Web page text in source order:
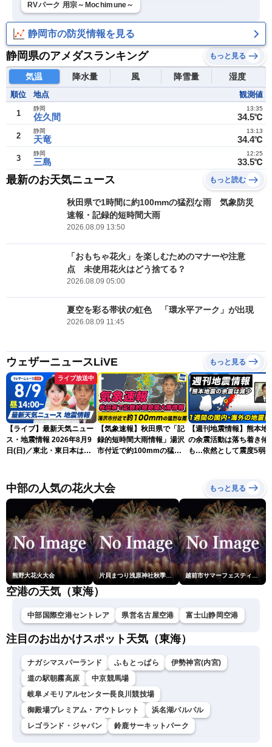
RVパーク 用宗～Mochimune～
静岡市の防災情報を見る
静岡県のアメダスランキング もっと見る
気温 降水量 風 降雪量 湿度
順位 地点 観測値
1 佐久間
静岡
34.5℃
13:35
2 天竜
静岡
34.4℃
13:13
3 三島
静岡
33.5℃
12:25
最新のお天気ニュース もっと読む
秋田県で1時間に約100mmの猛烈な雨 気象防災
速報・記録的短時間大雨
2026.08.09 13:50
「おもちゃ花火」を楽しむためのマナーや注意
点 未使用花火はどう捨てる？
2026.08.09 05:00
夏空を彩る帯状の虹色 「環水平アーク」が出現
2026.08.09 11:45
ウェザーニュースLiVE もっと見る
ライブ放送中
【ライブ】最新天気ニュー
ス・地震情報 2026年8月9
日(日)／東北・東日本は急
小川千奈／芳野達郎〉
【気象速報】秋田県で「記
録的短時間大雨情報」湯沢
市付近で約100mmの猛烈
【週刊地震情報】熊本地
の余震活動は落ち着き傾
も…依然として震度5弱警
中部の人気の花火大会 もっと見る
熊野大花火大会 片貝まつり浅原神社秋季例大祭奉納大煙火 越前市サマーフェスティバル花火大会
空港の天気（東海）
中部国際空港セントレア 県営名古屋空港 富士山静岡空港
注目のお出かけスポット天気（東海）
ナガシマスパーランド ふもとっぱら
伊勢神宮(内宮)
道の駅朝霧高原
中京競馬場
岐阜メモリアルセンター長良川競技場
御殿場プレミアム・アウトレット
浜名湖パルパル
レゴランド・ジャパン
鈴鹿サーキットパーク